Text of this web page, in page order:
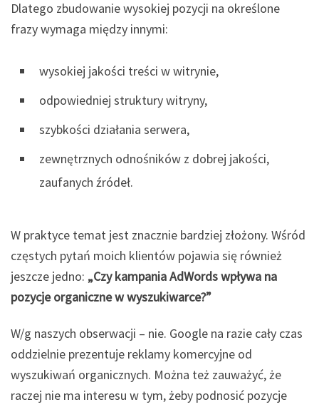
Dlatego zbudowanie wysokiej pozycji na określone
frazy wymaga między innymi:
wysokiej jakości treści w witrynie,
odpowiedniej struktury witryny,
szybkości działania serwera,
zewnętrznych odnośników z dobrej jakości,
zaufanych źródeł.
W praktyce temat jest znacznie bardziej złożony. Wśród
częstych pytań moich klientów pojawia się również
jeszcze jedno: „Czy kampania AdWords wpływa na
pozycje organiczne w wyszukiwarce?”
W/g naszych obserwacji – nie. Google na razie cały czas
oddzielnie prezentuje reklamy komercyjne od
wyszukiwań organicznych. Można też zauważyć, że
raczej nie ma interesu w tym, żeby podnosić pozycje